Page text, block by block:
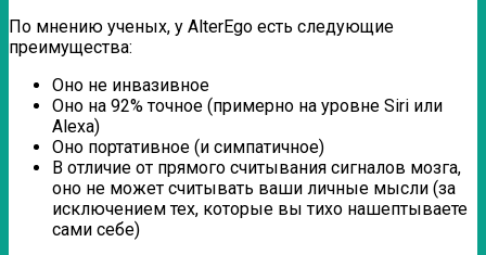
По мнению ученых, у AlterEgo есть следующие
преимущества:
Оно не инвазивное
Оно на 92% точное (примерно на уровне Siri или
Alexa)
Оно портативное (и симпатичное)
В отличие от прямого считывания сигналов мозга,
оно не может считывать ваши личные мысли (за
исключением тех, которые вы тихо нашептываете
сами себе)